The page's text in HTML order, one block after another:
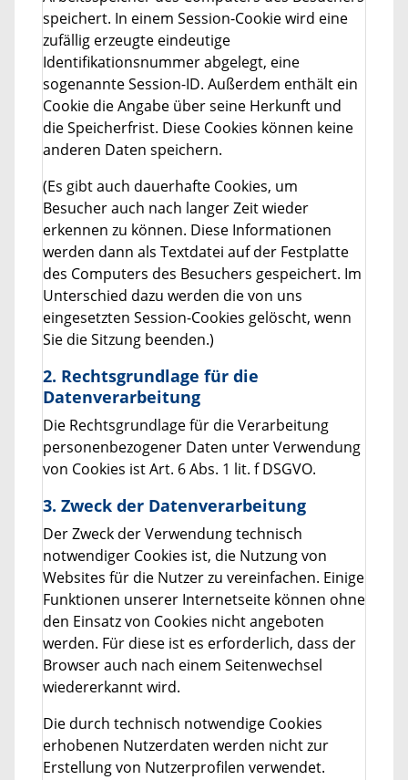
speichert. In einem Session-Cookie wird eine
zufällig erzeugte eindeutige
Identifikationsnummer abgelegt, eine
sogenannte Session-ID. Außerdem enthält ein
Cookie die Angabe über seine Herkunft und
die Speicherfrist. Diese Cookies können keine
anderen Daten speichern.
(Es gibt auch dauerhafte Cookies, um
Besucher auch nach langer Zeit wieder
erkennen zu können. Diese Informationen
werden dann als Textdatei auf der Festplatte
des Computers des Besuchers gespeichert. Im
Unterschied dazu werden die von uns
eingesetzten Session-Cookies gelöscht, wenn
Sie die Sitzung beenden.)
2. Rechtsgrundlage für die
Datenverarbeitung
Die Rechtsgrundlage für die Verarbeitung
personenbezogener Daten unter Verwendung
von Cookies ist Art. 6 Abs. 1 lit. f DSGVO.
3. Zweck der Datenverarbeitung
Der Zweck der Verwendung technisch
notwendiger Cookies ist, die Nutzung von
Websites für die Nutzer zu vereinfachen. Einige
Funktionen unserer Internetseite können ohne
den Einsatz von Cookies nicht angeboten
werden. Für diese ist es erforderlich, dass der
Browser auch nach einem Seitenwechsel
wiedererkannt wird.
Die durch technisch notwendige Cookies
erhobenen Nutzerdaten werden nicht zur
Erstellung von Nutzerprofilen verwendet.